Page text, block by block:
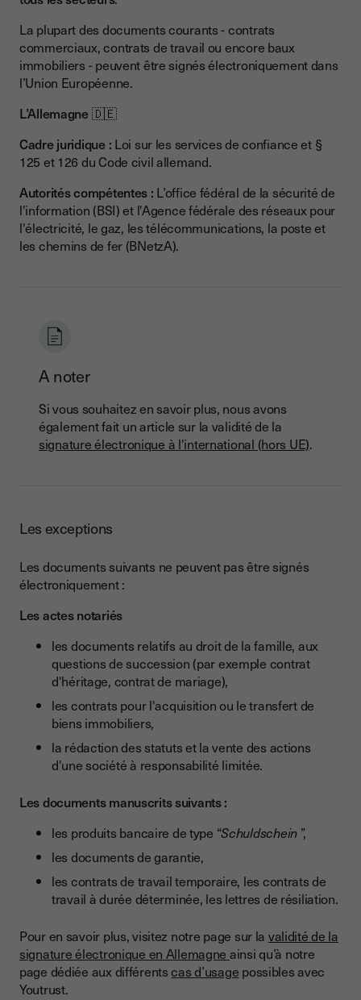
La plupart des documents courants - contrats
commerciaux, contrats de travail ou encore baux
immobiliers - peuvent être signés électroniquement dans
l’Union Européenne.
L’Allemagne🇩🇪
Cadre juridique : Loi sur les services de confiance et §
125 et 126 du Code civil allemand.
Autorités compétentes : L’office fédéral de la sécurité de
l'information (BSI) et l'Agence fédérale des réseaux pour
l'électricité, le gaz, les télécommunications, la poste et
les chemins de fer (BNetzA).
A noter
Si vous souhaitez en savoir plus, nous avons
également fait un article sur la validité de la
signature électronique à l'international (hors UE).
Les exceptions
Les documents suivants ne peuvent pas être signés
électroniquement :
Les actes notariés
les documents relatifs au droit de la famille, aux
questions de succession (par exemple contrat
d'héritage, contrat de mariage),
les contrats pour l'acquisition ou le transfert de
biens immobiliers,
la rédaction des statuts et la vente des actions
d'une société à responsabilité limitée.
Les documents manuscrits suivants :
les produits bancaire de type “Schuldschein ”,
les documents de garantie,
les contrats de travail temporaire, les contrats de
travail à durée déterminée, les lettres de résiliation.
Pour en savoir plus, visitez notre page sur la validité de la
signature électronique en Allemagne ainsi qu’à notre
page dédiée aux différentscas d’usage possibles avec
Youtrust.